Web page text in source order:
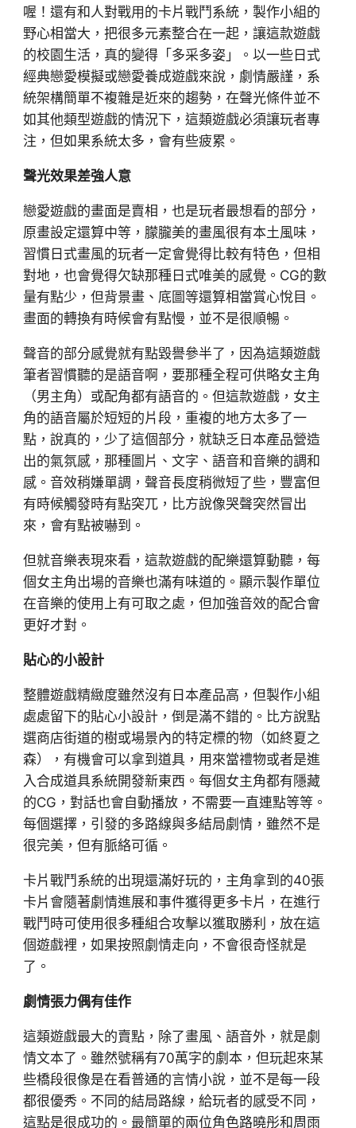
喔！還有和人對戰用的卡片戰鬥系統，製作小組的
野心相當大，把很多元素整合在一起，讓這款遊戲
的校園生活，真的變得「多采多姿」。以一些日式
經典戀愛模擬或戀愛養成遊戲來說，劇情嚴謹，系
統架構簡單不複雜是近來的趨勢，在聲光條件並不
如其他類型遊戲的情況下，這類遊戲必須讓玩者專
注，但如果系統太多，會有些疲累。
聲光效果差強人意
戀愛遊戲的畫面是賣相，也是玩者最想看的部分，
原畫設定還算中等，朦朧美的畫風很有本土風味，
習慣日式畫風的玩者一定會覺得比較有特色，但相
對地，也會覺得欠缺那種日式唯美的感覺。CG的數
量有點少，但背景畫、底圖等還算相當賞心悅目。
畫面的轉換有時候會有點慢，並不是很順暢。
聲音的部分感覺就有點毀譽參半了，因為這類遊戲
筆者習慣聽的是語音啊，要那種全程可供略女主角
（男主角）或配角都有語音的。但這款遊戲，女主
角的語音屬於短短的片段，重複的地方太多了一
點，說真的，少了這個部分，就缺乏日本產品營造
出的氣氛感，那種圖片、文字、語音和音樂的調和
感。音效稍嫌單調，聲音長度稍微短了些，豐富但
有時候觸發時有點突兀，比方說像哭聲突然冒出
來，會有點被嚇到。
但就音樂表現來看，這款遊戲的配樂還算動聽，每
個女主角出場的音樂也滿有味道的。顯示製作單位
在音樂的使用上有可取之處，但加強音效的配合會
更好才對。
貼心的小設計
整體遊戲精緻度雖然沒有日本產品高，但製作小組
處處留下的貼心小設計，倒是滿不錯的。比方說點
選商店街道的樹或場景內的特定標的物（如終夏之
森），有機會可以拿到道具，用來當禮物或者是進
入合成道具系統開發新東西。每個女主角都有隱藏
的CG，對話也會自動播放，不需要一直連點等等。
每個選擇，引發的多路線與多結局劇情，雖然不是
很完美，但有脈絡可循。
卡片戰鬥系統的出現還滿好玩的，主角拿到的40張
卡片會隨著劇情進展和事件獲得更多卡片，在進行
戰鬥時可使用很多種組合攻擊以獲取勝利，放在這
個遊戲裡，如果按照劇情走向，不會很奇怪就是
了。
劇情張力偶有佳作
這類遊戲最大的賣點，除了畫風、語音外，就是劇
情文本了。雖然號稱有70萬字的劇本，但玩起來某
些橋段很像是在看普通的言情小說，並不是每一段
都很優秀。不同的結局路線，給玩者的感受不同，
這點是很成功的。最簡單的兩位角色路曉彤和周雨